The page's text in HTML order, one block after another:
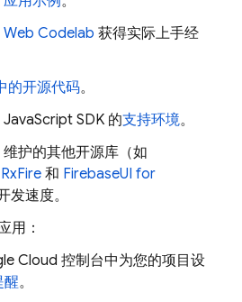
Web Codelab 获得实际上手经
的开源代码。
JavaScript SDK 的支持环境。
护的其他开源库（如
RxFire 和 FirebaseUI for
发速度。
用：
Cloud 控制台中为您的项目设
醒。